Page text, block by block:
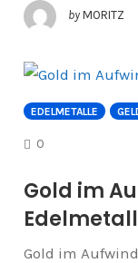
by MORITZ
EDELMETALLE
0
Gold im
Gold im